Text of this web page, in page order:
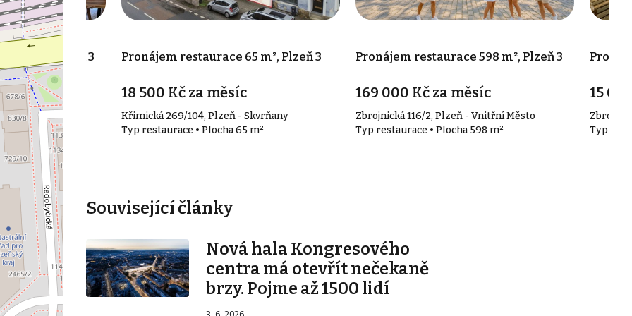
200 m², Plzeň 3
Vnitřní Město
m²
Pronájem restaurace 65 m², Plzeň 3
18 500 Kč za měsíc
Křimická 269/104, Plzeň - Skvrňany
Typ restaurace • Plocha 65 m²
Pronájem restaurace 598 m², Plzeň 3
169 000 Kč za měsíc
Zbrojnická 116/2, Plzeň - Vnitřní Město
Typ restaurace • Plocha 598 m²
15
Typ
Související články
Nová hala Kongresového
centra má otevřít nečekaně
brzy. Pojme až 1500 lidí